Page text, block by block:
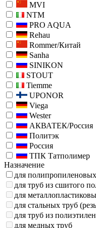
MVI
NTM
PRO AQUA
Rehau
Rommer/Китай
Sanha
SINIKON
STOUT
Tiemme
UPONOR
Viega
Wester
АКВАТЕК/Россия
Политэк
Россия
ТПК Татполимер
Назначение
для
для труб из сшитого
для
для стальных труб
для труб из
для медных труб